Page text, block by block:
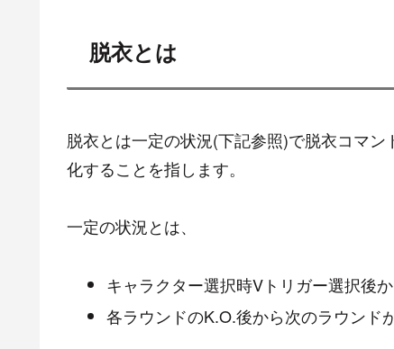
脱衣とは
脱衣とは一定の状況(下記参照)で脱衣コマ
化することを指します。
一定の状況とは、
キャラクター選択時Vトリガー選択後
各ラウンドのK.O.後から次のラウンド